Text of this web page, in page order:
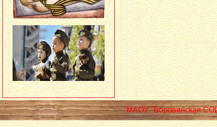
МАОУ "Боровинская